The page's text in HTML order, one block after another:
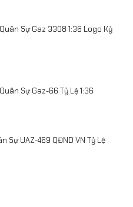
vận tải Z-8 tỷ lệ
Sự Gaz 3308 1:36 Logo Kỷ
Sự Gaz-66 Tỷ Lệ 1:36
Sự UAZ-469 QĐND VN Tỷ Lệ